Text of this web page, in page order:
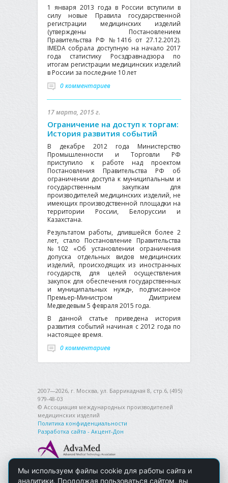
1 января 2013 года в России вступили в
силу новые Правила государственной
регистрации медицинских изделий
(утверждены Постановлением
Правительства РФ №1416 от 27.12.2012).
IMEDA собрала доступную на начало 2017
года статистику Росздравнадзора по
итогам регистрации медицинских изделий
в России за последние 10 лет
0 комментариев
17 марта, 2015 г.
Ограничение на доступ к торгам:
История развития событий
В декабре 2012 года Министерство
Промышленности и Торговли РФ
приступило к работе над проектом
Постановления Правительства РФ об
ограничении доступа к муниципальным и
государственным закупкам для
производителей медицинских изделий, не
имеющих производственной площадки на
территории России, Белоруссии и
Казахстана.
Результатом работы, длившейся более 2
лет, стало Постановление Правительства
№102 «Об установлении ограничения
допуска отдельных видов медицинских
изделий, происходящих из иностранных
государств, для целей осуществления
закупок для обеспечения государственных
и муниципальных нужд», подписанное
Премьер-Министром Дмитрием
Медведевым 5 февраля 2015 года.
В данной статье приведена история
развития событий начиная с 2012 года по
настоящее время.
0 комментариев
2007—2026, г. Москва, ул. Баррикадная 8, стр.6, (495)
979-48-03
© Ассоциация международных производителей
медицинских изделий
Политика конфиденциальности
Разработка сайта - Акцент-Дон
Мы используем файлы cookie для работы сайта и
аналитики. Продолжая пользоваться сайтом, вы